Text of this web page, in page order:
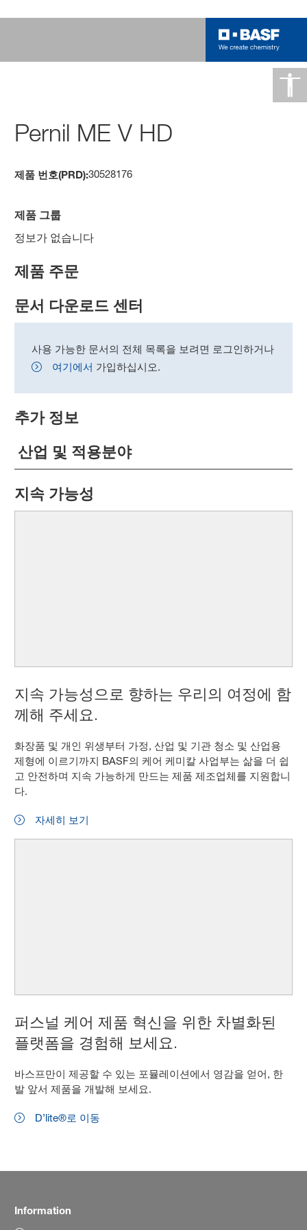
Pernil ME V HD
제품 번호(PRD):30528176
제품 그룹
정보가 없습니다
제품 주문
문서 다운로드 센터
사용 가능한 문서의 전체 목록을 보려면 로그인하거나
여기에서 가입하십시오.
추가 정보
산업 및 적용분야
지속 가능성
지속 가능성으로 향하는 우리의 여정에 함
께해 주세요.
화장품 및 개인 위생부터 가정, 산업 및 기관 청소 및 산업용
제형에 이르기까지 BASF의 케어 케미칼 사업부는 삶을 더 쉽
고 안전하며 지속 가능하게 만드는 제품 제조업체를 지원합니
다.
자세히 보기
퍼스널 케어 제품 혁신을 위한 차별화된
플랫폼을 경험해 보세요.
바스프만이 제공할 수 있는 포뮬레이션에서 영감을 얻어, 한
발 앞서 제품을 개발해 보세요.
D’lite®로 이동
Information